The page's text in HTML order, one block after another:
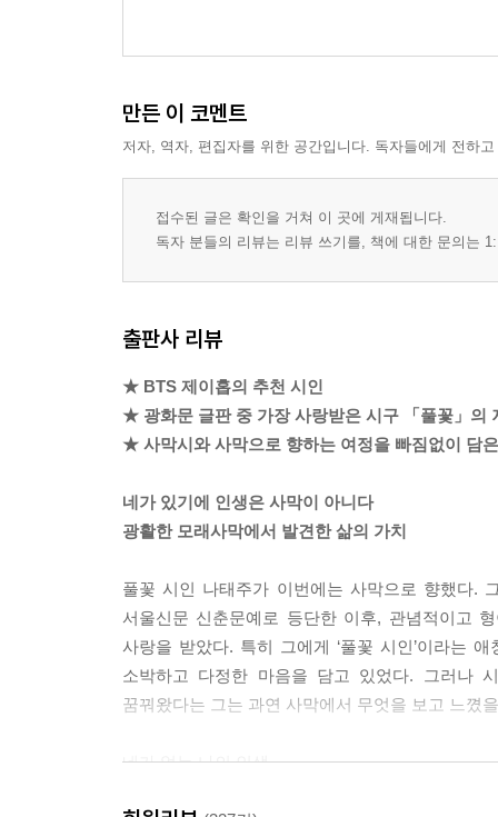
만든 이 코멘트
저자, 역자, 편집자를 위한 공간입니다. 독자들에게 전하
접수된 글은 확인을 거쳐 이 곳에 게재됩니다.
독자 분들의 리뷰는 리뷰 쓰기를, 책에 대한 문의는
출판사 리뷰
★ BTS 제이홉의 추천 시인
★ 광화문 글판 중 가장 사랑받은 시구 「풀꽃」의
★ 사막시와 사막으로 향하는 여정을 빠짐없이 담
네가 있기에 인생은 사막이 아니다
광활한 모래사막에서 발견한 삶의 가치
풀꽃 시인 나태주가 이번에는 사막으로 향했다.
서울신문 신춘문예로 등단한 이후, 관념적이고
사랑을 받았다. 특히 그에게 ‘풀꽃 시인’이라는
소박하고 다정한 마음을 담고 있었다. 그러나
꿈꿔왔다는 그는 과연 사막에서 무엇을 보고 느꼈
네가 없는 나의 인생